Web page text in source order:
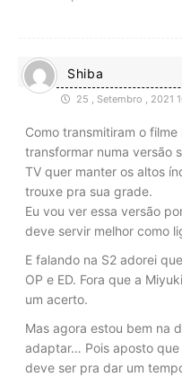
Shiba
25 , Setembro , 2021
Como transmitiram o
transformar numa versão
TV quer manter os altos
trouxe pra sua grade.
Eu vou ver essa versão
deve servir melhor como
E falando na S2 adorei
OP e ED. Fora que a
um acerto.
Mas agora estou bem na
adaptar… Pois aposto que
deve ser pra dar um